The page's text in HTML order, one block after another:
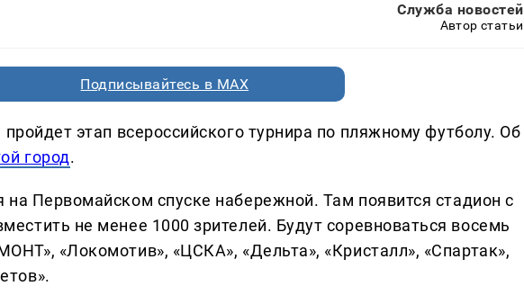
Служба новостей
Автор статьи
Подписывайтесь в MAX
этап всероссийского турнира по пляжному футболу. Об
город.
на Первомайском спуске набережной. Там появится стадион с
не менее 1000 зрителей. Будут соревноваться восемь
«Локомотив», «ЦСКА», «Дельта», «Кристалл», «Спартак»,